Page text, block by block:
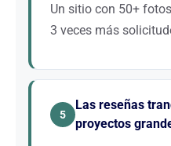
Un sitio con 50+
3 veces más
El paisajismo es visual.
atraen y convierten.
con contenido visual
5
Las reseñas
proyectos